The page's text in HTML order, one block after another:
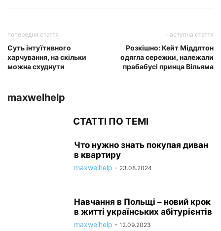
попередня стаття
Суть інтуїтивного
харчування, на скільки
можна схуднути
наступна стаття
Розкішно: Кейт Міддлтон
одягла сережки, належали
прабабусі принца Вільяма
maxwelhelp
СТАТТІ ПО ТЕМІ
Что нужно знать покупая диван
в квартиру
maxwelhelp - 23.08.2024
Навчання в Польщі – новий крок
в житті українських абітурієнтів
maxwelhelp - 12.09.2023